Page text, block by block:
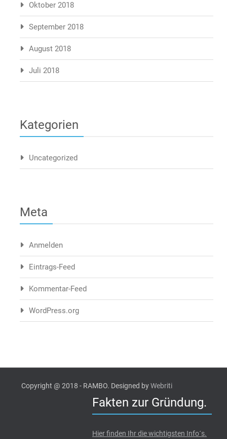
Oktober 2018
September 2018
August 2018
Juli 2018
Kategorien
Uncategorized
Meta
Anmelden
Eintrags-Feed
Kommentar-Feed
WordPress.org
Copyright @ 2018 - RAMBO. Designed byWebriti
Fakten zur Gründung.
Hier finden Ihr die wichtigsten Info´s.